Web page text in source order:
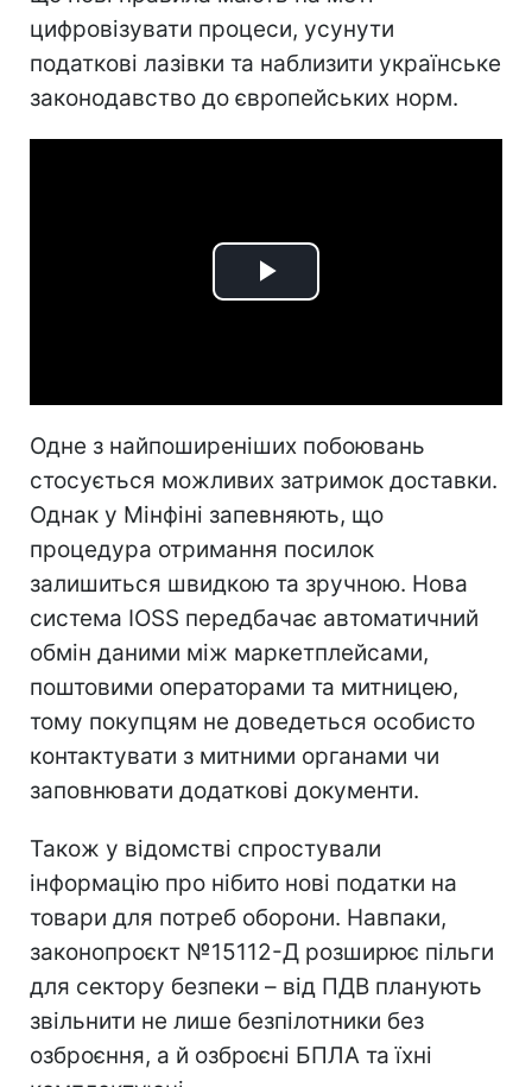
цифровізувати процеси, усунути
податкові лазівки та наблизити українське
законодавство до європейських норм.
Play
Одне з найпоширеніших побоювань
стосується можливих затримок доставки.
Однак у Мінфіні запевняють, що
процедура отримання посилок
залишиться швидкою та зручною. Нова
система IOSS передбачає автоматичний
обмін даними між маркетплейсами,
поштовими операторами та митницею,
тому покупцям не доведеться особисто
контактувати з митними органами чи
заповнювати додаткові документи.
Також у відомстві спростували
інформацію про нібито нові податки на
товари для потреб оборони. Навпаки,
законопроєкт №15112-Д розширює пільги
для сектору безпеки – від ПДВ планують
звільнити не лише безпілотники без
озброєння, а й озброєні БПЛА та їхні